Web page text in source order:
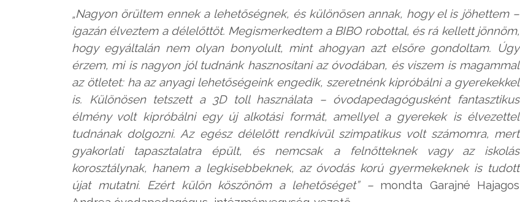
„Nagyon örültem ennek a lehetőségnek, és különösen annak, hogy el is jöhettem –
igazán élveztem a délelőttöt. Megismerkedtem a BIBO robottal, és rá kellett jönnöm,
hogy egyáltalán nem olyan bonyolult, mint ahogyan azt elsőre gondoltam. Úgy
érzem, mi is nagyon jól tudnánk hasznosítani az óvodában, és viszem is magammal
az ötletet: ha az anyagi lehetőségeink engedik, szeretnénk kipróbálni a gyerekekkel
is. Különösen tetszett a 3D toll használata – óvodapedagógusként fantasztikus
élmény volt kipróbálni egy új alkotási formát, amellyel a gyerekek is élvezettel
tudnának dolgozni. Az egész délelőtt rendkívül szimpatikus volt számomra, mert
gyakorlati tapasztalatra épült, és nemcsak a felnőtteknek vagy az iskolás
korosztálynak, hanem a legkisebbeknek, az óvodás korú gyermekeknek is tudott
újat mutatni. Ezért külön köszönöm a lehetőséget” –mondta Garajné Hajagos